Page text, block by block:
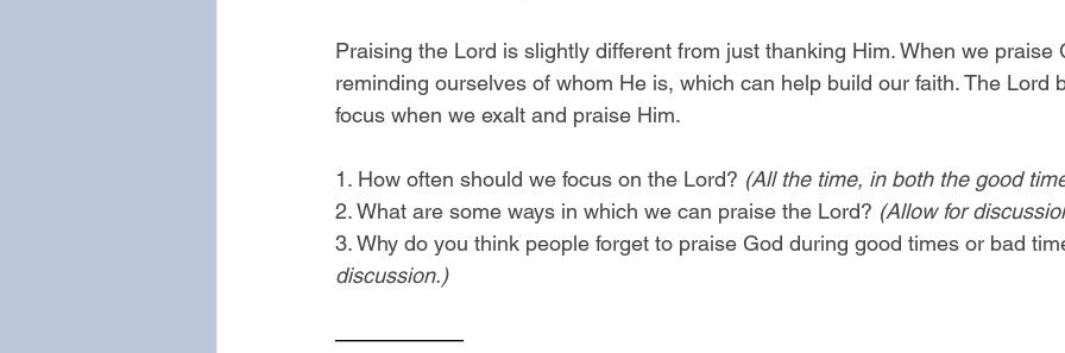
Praising the Lord is slightly different from just thanking Him. When we praise
reminding ourselves of whom He is, which can help build our faith. The Lord
focus when we exalt and praise Him.
1. How often should we focus on the Lord? (All the time, in both the good
2. What are some ways in which we can praise the Lord? (Allow for
3. Why do you think people forget to praise God during good times or bad
discussion.)
——————